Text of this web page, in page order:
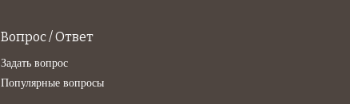
Вопрос / Ответ
Задать вопрос
Популярные вопросы